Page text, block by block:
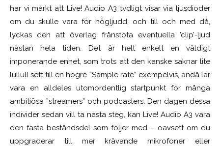
har vi märkt att Live! Audio A3 tydligt visar via ljusdioder
om du skulle vara för högljudd, och till och med då,
lyckas den att överlag frånstöta eventuella ’clip’-ljud
nästan hela tiden. Det är helt enkelt en väldigt
imponerande enhet, som trots att den kanske saknar lite
lullull sett till en högre ”Sample rate” exempelvis, ändå lär
vara en alldeles utomordentlig startpunkt för många
ambitiösa ”streamers” och podcasters. Den dagen dessa
individer sedan vill ta nästa steg, kan Live! Audio A3 vara
den fasta beståndsdel som följer med – oavsett om du
uppgraderar till mer krävande mikrofoner eller